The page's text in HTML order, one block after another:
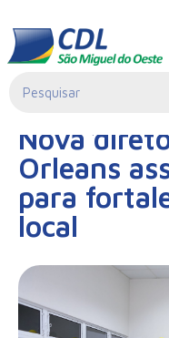
Notícias
Nova
Orleans
para
local